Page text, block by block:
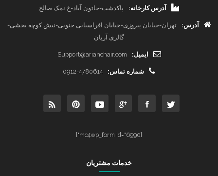
آدرس کارخانه: پاکدشت-خاتون آباد-خ نمک صالح
آدرس:
تهران-خیابان پیروزی-خیابان افراسیابی جنوبی-نبش کوچه بخشی-
گالری آریان
ایمیل: Support@arianchair.com
شماره تماس: 0912-4780614
[mc4wp_form id="6990"]
خدمات مشتریان